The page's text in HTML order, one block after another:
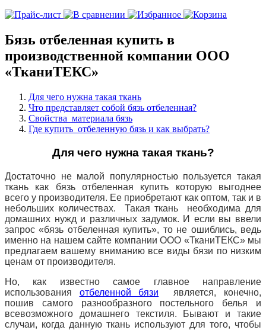
Бязь отбеленная купить в
производственной компании ООО
«ТканиТЕКС»
Для чего нужна такая ткань
Что представляет собой бязь отбеленная?
Свойства материала бязь
Где купить отбеленную бязь и как выбрать?
Для чего нужна такая ткань?
Достаточно не малой популярностью пользуется такая
ткань как бязь отбеленная купить которую
выгоднее
всего у производителя. Ее приобретают как оптом, так и в
небольших количествах. Такая ткань необходима для
домашних нужд и различных задумок. И если вы ввели
запрос «бязь отбеленная купить», то не ошиблись, ведь
именно на нашем сайте компании ООО «ТканиТЕКС» мы
предлагаем вашему вниманию все виды бязи по низким
ценам от производителя.
Но, как известно самое главное направление
использования отбеленной бязи является, конечно,
пошив самого разнообразного постельного белья и
всевозможного домашнего текстиля. Бывают и такие
случаи, когда данную ткань используют для того, чтобы